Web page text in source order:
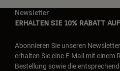
Newsletter
ERHALTEN SIE 10% RABATT
Abonnieren Sie unseren
erhalten Sie eine E-Mail mit
Bestellung sowie die